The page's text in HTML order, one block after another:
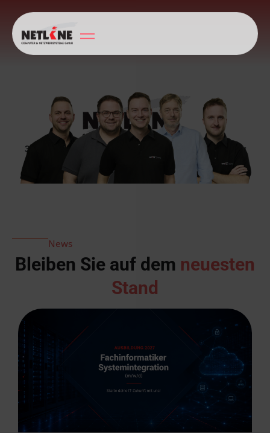
35 Jahre IT-Experten - Wir machen Ihre IT ausfallsicher
News
Bleiben Sie auf dem neuesten
Stand